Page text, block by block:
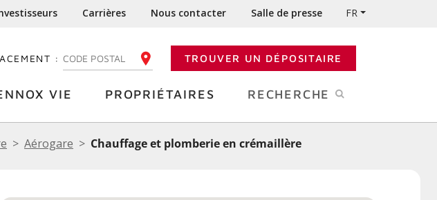
Carrières Nous contacter Salle de presse FR
: ENTREZ VOTRE CODE POSTALTROUVER UN DÉPOSITAIRE
VIE PROPRIÉTAIRES RECHERCHE
Aérogare Chauffage et plomberie en crémaillère